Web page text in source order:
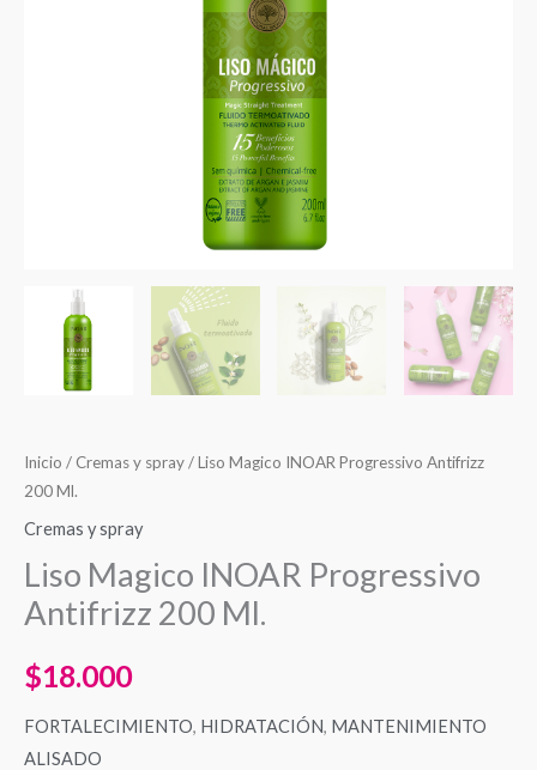
Inicio / Cremas y spray/ Liso Magico INOAR Progressivo Antifrizz
200 Ml.
Cremas y spray
Liso Magico INOAR Progressivo
Antifrizz 200 Ml.
$18.000
FORTALECIMIENTO, HIDRATACIÓN, MANTENIMIENTO
ALISADO